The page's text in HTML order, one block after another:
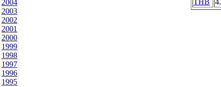
2004
2003
2002
2001
2000
1999
1998
1997
1996
1995
THB